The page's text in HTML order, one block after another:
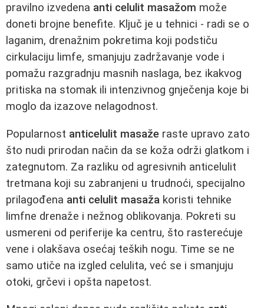
pravilno izvedena anti celulit masažom može
doneti brojne benefite. Ključ je u tehnici - radi se o
laganim, drenažnim pokretima koji podstiču
cirkulaciju limfe, smanjuju zadržavanje vode i
pomažu razgradnju masnih naslaga, bez ikakvog
pritiska na stomak ili intenzivnog gnječenja koje bi
moglo da izazove nelagodnost.
Popularnost anticelulit masaže raste upravo zato
što nudi prirodan način da se koža održi glatkom i
zategnutom. Za razliku od agresivnih anticelulit
tretmana koji su zabranjeni u trudnoći, specijalno
prilagođena anti celulit masaža koristi tehnike
limfne drenaže i nežnog oblikovanja. Pokreti su
usmereni od periferije ka centru, što rasterećuje
vene i olakšava osećaj teških nogu. Time se ne
samo utiče na izgled celulita, već se i smanjuju
otoki, grčevi i opšta napetost.